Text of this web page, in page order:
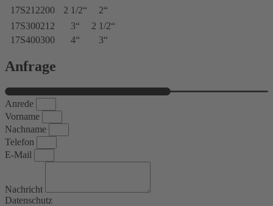
17S212200
2 1/2“
2“
17S300212
3“
2 1/2“
17S400300
4“ 3“
Anfrage
Anrede
Vorname
Nachname
Telefon
E-Mail
Nachricht
Datenschutz